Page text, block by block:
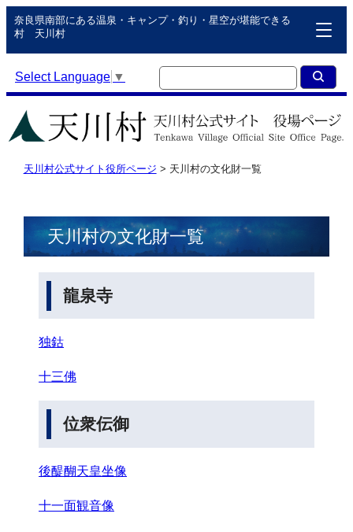
奈良県南部にある温泉・キャンプ・釣り・星空が堪能できる
村 天川村
Select Language ▼
天川村公式サイト役所ページ > 天川村の文化財一覧
天川村の文化財一覧
龍泉寺
独鈷
十三佛
位衆伝御
後醍醐天皇坐像
十一面観音像